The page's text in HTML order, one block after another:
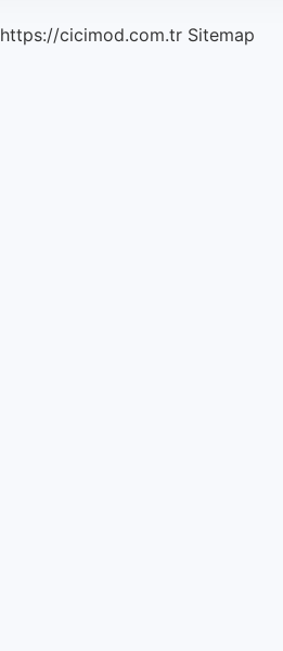
https://cicimod.com.tr Sitemap